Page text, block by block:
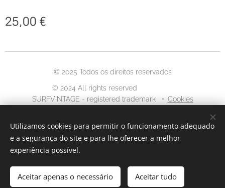
25,00 €
ADICIONAR AO CARRINHO
© 2025 Todos os direitos reservados
© 2024 All rights reserved
SURFVINTAGE - registered trademark
Cookies
Português
English
Utilizamos cookies para permitir o funcionamento adequado
e a segurança do site e para lhe oferecer a melhor
experiência possível.
Aceitar apenas o necessário Aceitar tudo